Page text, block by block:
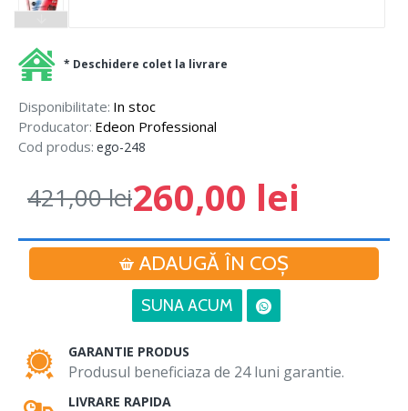
Disponibilitate: In stoc
Producator: Edeon Professional
Cod produs: ego-248
260,00 lei
421,00 lei
ADAUGĂ ÎN COŞ
SUNA ACUM
* Deschidere colet la livrare
GARANTIE PRODUS
Produsul beneficiaza de 24 luni garantie.
LIVRARE RAPIDA